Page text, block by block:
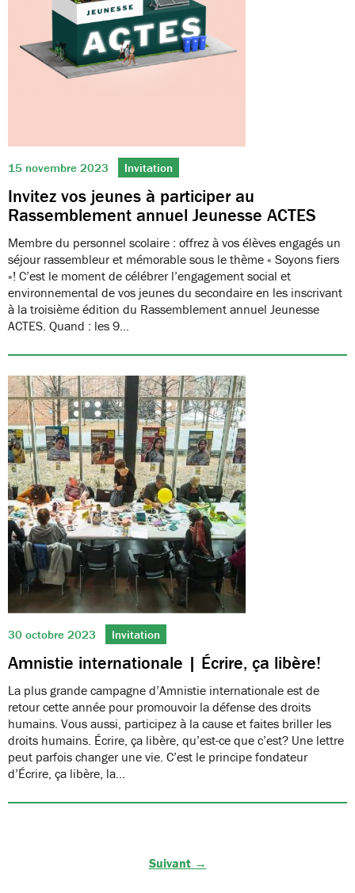
15 novembre 2023 Invitation
Invitez vos jeunes à participer au
Rassemblement annuel Jeunesse ACTES
Membre du personnel scolaire : offrez à vos élèves engagés un
séjour rassembleur et mémorable sous le thème « Soyons fiers
»! C’est le moment de célébrer l’engagement social et
environnemental de vos jeunes du secondaire en les inscrivant
à la troisième édition du Rassemblement annuel Jeunesse
ACTES. Quand : les 9…
30 octobre 2023 Invitation
Amnistie internationale | Écrire, ça libère!
La plus grande campagne d’Amnistie internationale est de
retour cette année pour promouvoir la défense des droits
humains. Vous aussi, participez à la cause et faites briller les
droits humains. Écrire, ça libère, qu’est-ce que c’est? Une lettre
peut parfois changer une vie. C’est le principe fondateur
d’Écrire, ça libère, la…
Suivant →